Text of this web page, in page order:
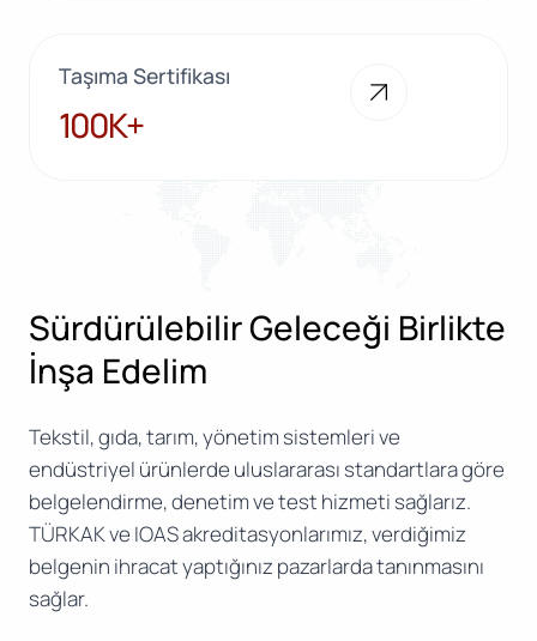
Taşıma Sertifikası
100K+
100K+
Sürdürülebilir Geleceği Birlikte
İnşa Edelim
Tekstil, gıda, tarım, yönetim sistemleri ve
endüstriyel ürünlerde uluslararası standartlara göre
belgelendirme, denetim ve test hizmeti sağlarız.
TÜRKAK ve IOAS akreditasyonlarımız, verdiğimiz
belgenin ihracat yaptığınız pazarlarda tanınmasını
sağlar.